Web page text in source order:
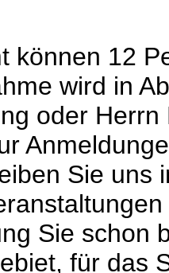
können 12
wird in
oder
Sie uns
Sie schon
für das